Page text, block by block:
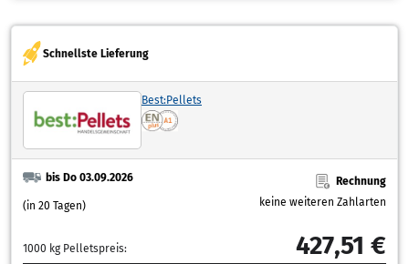
Schnellste Lieferung
Best:Pellets
bis Do 03.09.2026
(in 20 Tagen)
Rechnung
keine weiteren Zahlarten
1000 kg Pelletspreis: 427,51 €